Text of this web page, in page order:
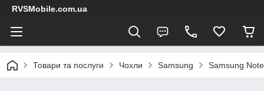
RVSMobile.com.ua
Товари та послуги Чохли Samsung Samsung